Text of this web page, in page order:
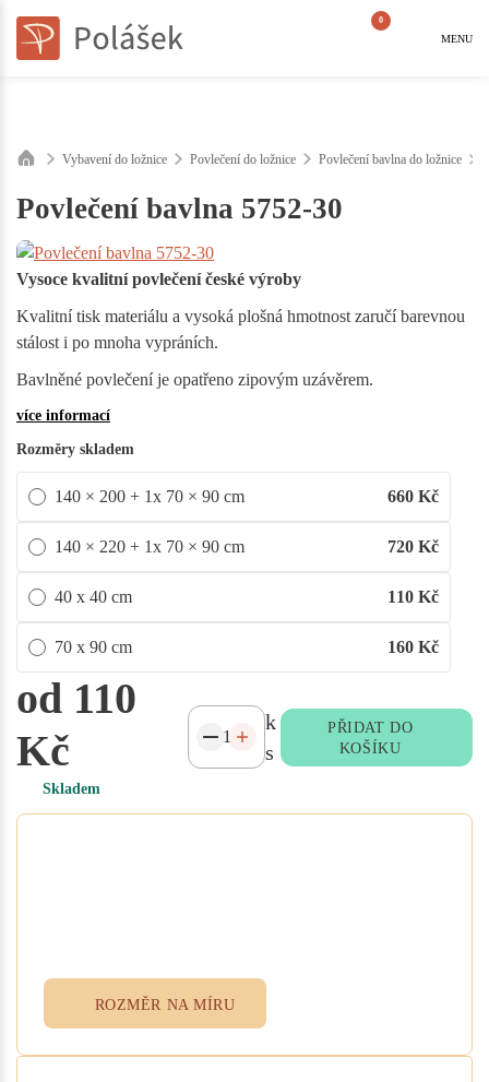
0
MENU
Vybavení do ložnice Povlečení do ložnice Povlečení bavlna do ložnice
Povlečení bavlna 5752-30
Vysoce kvalitní povlečení české výroby
Kvalitní tisk materiálu a vysoká plošná hmotnost zaručí barevnou
stálost i po mnoha vypráních.
Bavlněné povlečení je opatřeno zipovým uzávěrem.
více informací
Rozměry skladem
140 × 200 + 1x 70 × 90 cm 660 Kč
140 × 220 + 1x 70 × 90 cm 720 Kč
40 x 40 cm 110 Kč
70 x 90 cm 160 Kč
od 110
Kč
Skladem
k
s
PŘIDAT DO
KOŠÍKU
ROZMĚR NA MÍRU